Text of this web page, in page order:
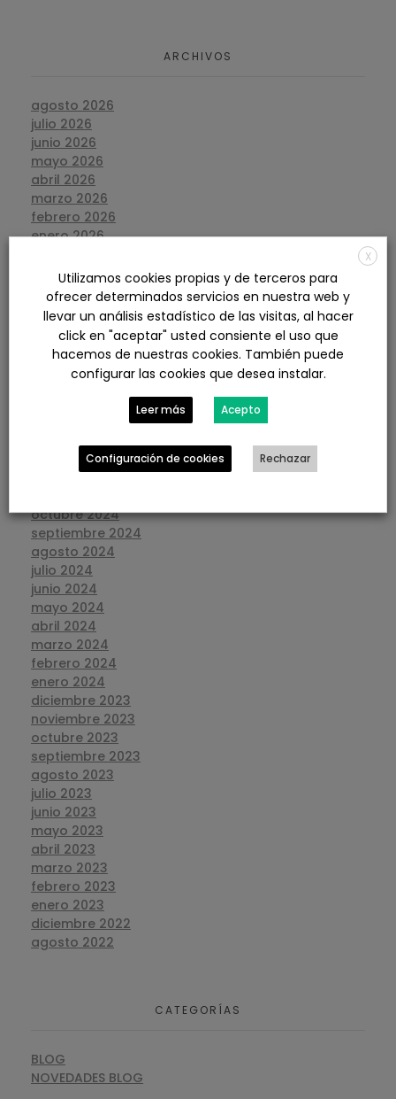
ARCHIVOS
agosto 2026
julio 2026
junio 2026
mayo 2026
abril 2026
marzo 2026
febrero 2026
enero 2026
noviembre 2025
octubre 2025
septiembre 2025
agosto 2025
julio 2025
junio 2025
enero 2025
diciembre 2024
octubre 2024
septiembre 2024
agosto 2024
julio 2024
junio 2024
mayo 2024
abril 2024
marzo 2024
febrero 2024
enero 2024
diciembre 2023
noviembre 2023
octubre 2023
septiembre 2023
agosto 2023
julio 2023
junio 2023
mayo 2023
abril 2023
marzo 2023
febrero 2023
enero 2023
diciembre 2022
agosto 2022
CATEGORÍAS
BLOG
NOVEDADES BLOG
X
Utilizamos cookies propias y de terceros para
ofrecer determinados servicios en nuestra web y
llevar un análisis estadístico de las visitas, al hacer
click en "aceptar" usted consiente el uso que
hacemos de nuestras cookies. También puede
configurar las cookies que desea instalar.
Leer más Acepto
Configuración de cookies Rechazar